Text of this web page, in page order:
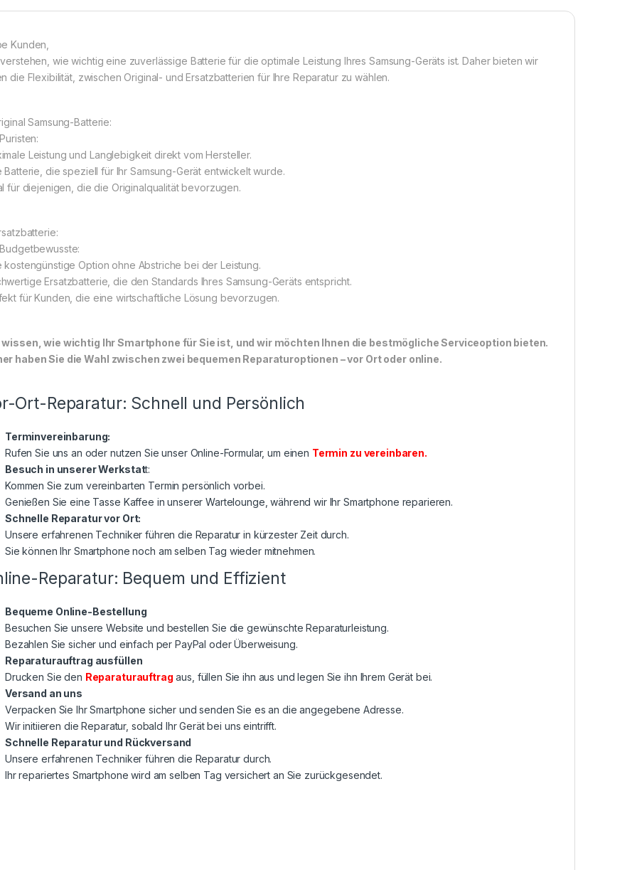
Kunden,
wie wichtig eine zuverlässige Batterie für die optimale Leistung Ihres Samsung-Geräts ist. Daher bieten wir
die Flexibilität, zwischen Original- und Ersatzbatterien für Ihre Reparatur zu wählen.
Samsung-Batterie:
Leistung und Langlebigkeit direkt vom Hersteller.
Batterie, die speziell für Ihr Samsung-Gerät entwickelt wurde.
für diejenigen, die die Originalqualität bevorzugen.
kostengünstige Option ohne Abstriche bei der Leistung.
Ersatzbatterie, die den Standards Ihres Samsung-Geräts entspricht.
für Kunden, die eine wirtschaftliche Lösung bevorzugen.
wissen, wie wichtig Ihr Smartphone für Sie ist, und wir möchten Ihnen die bestmögliche Serviceoption bieten.
haben Sie die Wahl zwischen zwei bequemen Reparaturoptionen – vor Ort oder online.
Ort-Reparatur: Schnell und Persönlich
Terminvereinbarung:
Rufen Sie uns an oder nutzen Sie unser Online-Formular, um einen Termin zu vereinbaren.
Besuch in unserer Werkstatt:
Kommen Sie zum vereinbarten Termin persönlich vorbei.
Genießen Sie eine Tasse Kaffee in unserer Wartelounge, während wir Ihr Smartphone reparieren.
Schnelle Reparatur vor Ort:
Unsere erfahrenen Techniker führen die Reparatur in kürzester Zeit durch.
Sie können Ihr Smartphone noch am selben Tag wieder mitnehmen.
Reparatur: Bequem und Effizient
Bequeme Online-Bestellung
Besuchen Sie unsere Website und bestellen Sie die gewünschte Reparaturleistung.
Bezahlen Sie sicher und einfach per PayPal oder Überweisung.
Reparaturauftrag ausfüllen
Drucken Sie den Reparaturauftrag aus, füllen Sie ihn aus und legen Sie ihn Ihrem Gerät bei.
Versand an uns
Verpacken Sie Ihr Smartphone sicher und senden Sie es an die angegebene Adresse.
Wir initiieren die Reparatur, sobald Ihr Gerät bei uns eintrifft.
Schnelle Reparatur und Rückversand
Unsere erfahrenen Techniker führen die Reparatur durch.
Ihr repariertes Smartphone wird am selben Tag versichert an Sie zurückgesendet.